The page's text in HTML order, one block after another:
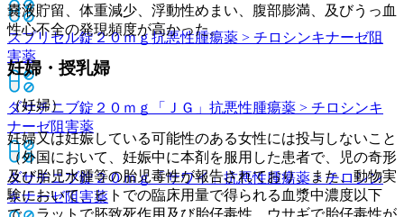
スプリセル錠２０ｍｇ 抗悪性腫瘍薬 > チロシンキナーゼ阻
害薬
ダサチニブ錠２０ｍｇ「ＪＧ」 抗悪性腫瘍薬 > チロシンキ
ナーゼ阻害薬
ダサチニブ錠２０ｍｇ「サワイ」抗悪性腫瘍薬 > チロシン
キナーゼ阻害薬
嚢液貯留、体重減少、浮動性めまい、腹部膨満、及びうっ血
性心不全の発現頻度が高かった。
妊婦・授乳婦
（妊婦）
妊婦又は妊娠している可能性のある女性には投与しないこと
（外国において、妊娠中に本剤を服用した患者で、児の奇形
及び胎児水腫等の胎児毒性が報告されており、また、動物実
験において、ヒトでの臨床用量で得られる血漿中濃度以下